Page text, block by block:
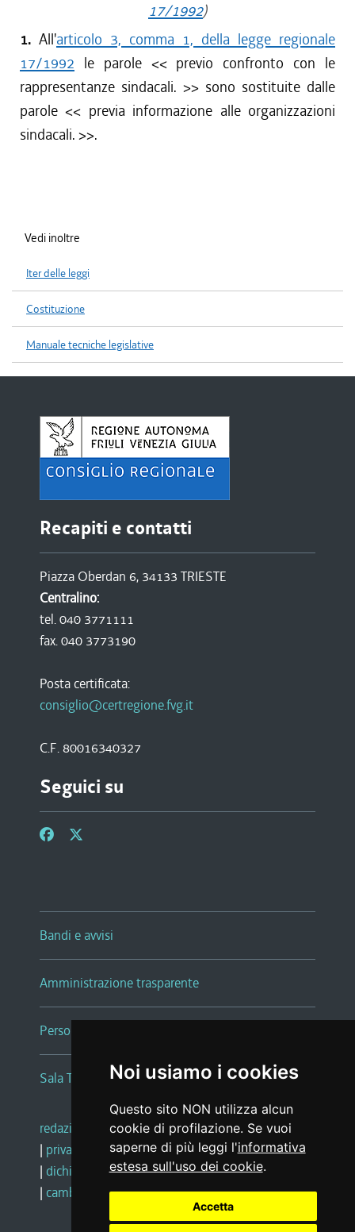
Noi usiamo i cookies
Questo sito NON utilizza alcun
cookie di profilazione. Se vuoi
saperne di più leggi l'informativa
estesa sull'uso dei cookie.
Accetta
17/1992)
1. All'articolo 3, comma 1, della legge regionale
17/1992 le parole << previo confronto con le
rappresentanze sindacali. >> sono sostituite dalle
parole << previa informazione alle organizzazioni
sindacali. >>.
Vedi inoltre
Iter delle leggi
Costituzione
Manuale tecniche legislative
Recapiti e contatti
Piazza Oberdan 6, 34133 TRIESTE
Centralino:
tel. 040 3771111
fax. 040 3773190
Posta certificata:
consiglio@certregione.fvg.it
C.F. 80016340327
Seguici su
Bandi e avvisi
Amministrazione trasparente
Persone e Uffici
Sala Tiziano Tessitori
redazione web |note legali |glossario
| privacy
social media policy
| dichiarazione di accessibilità |feedback
| cambio preferenze cookie